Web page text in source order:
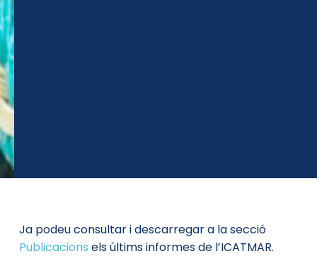
Ja podeu consultar i descarregar a la secció
Publicacions els últims informes de l’ICATMAR.